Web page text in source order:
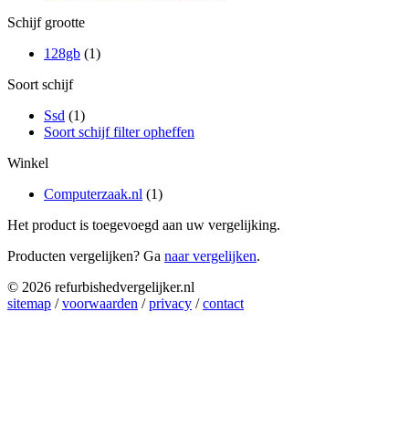
Schijf grootte
128gb (1)
Soort schijf
Ssd (1)
Soort schijf filter opheffen
Winkel
Computerzaak.nl (1)
Het product is toegevoegd aan uw vergelijking.
Producten vergelijken? Ga naar vergelijken.
© 2026 refurbishedvergelijker.nl
sitemap /voorwaarden /privacy /contact